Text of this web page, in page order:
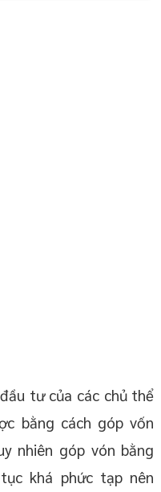
tư của các chủ thể
bằng cách góp vốn
nhiên góp vón bằng
khá phức tạp nên